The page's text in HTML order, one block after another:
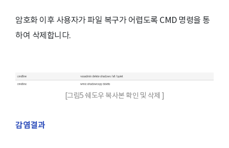
암호화 이후 사용자가 파일 복구가 어렵도록 CMD 명령을 통
하여 삭제합니다.
[그림5 쉐도우 복사본 확인 및 삭제 ]
감염결과